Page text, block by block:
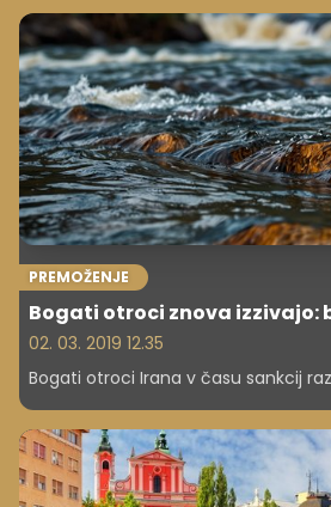
PREMOŽENJE
Bogati otroci znova izzivajo:
02. 03. 2019 12.35
Bogati otroci Irana v času sankcij